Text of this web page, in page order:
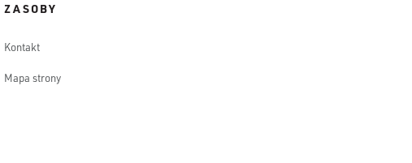
ZASOBY
Kontakt
Mapa strony